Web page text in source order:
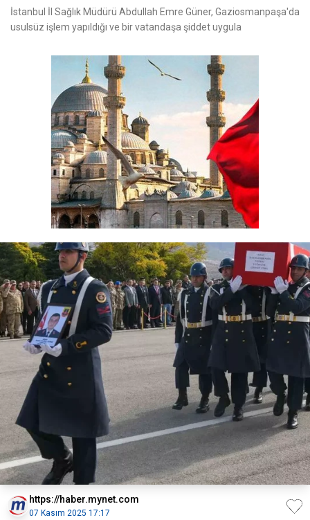
İstanbul İl Sağlık Müdürü Abdullah Emre Güner, Gaziosmanpaşa'da
usulsüz işlem yapıldığı ve bir vatandaşa şiddet uygula
https://haber.mynet.com
07 Kasım 2025 17:17